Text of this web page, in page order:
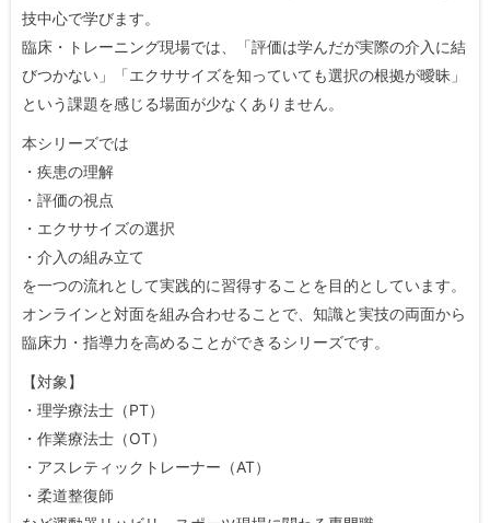
技中心で学びます。
臨床・トレーニング現場では、「評価は学んだが実際の介入に結
びつかない」「エクササイズを知っていても選択の根拠が曖昧」
という課題を感じる場面が少なくありません。
本シリーズでは
・疾患の理解
・評価の視点
・エクササイズの選択
・介入の組み立て
を一つの流れとして実践的に習得することを目的としています。
オンラインと対面を組み合わせることで、知識と実技の両面から
臨床力・指導力を高めることができるシリーズです。
【対象】
・理学療法士（PT）
・作業療法士（OT）
・アスレティックトレーナー（AT）
・柔道整復師